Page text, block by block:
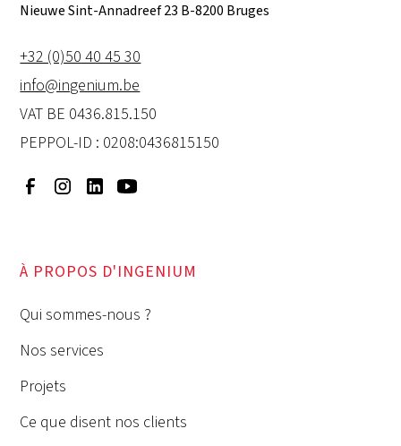
Nieuwe Sint-Annadreef 23 B-8200 Bruges
+32 (0)50 40 45 30
info@ingenium.be
VAT BE 0436.815.150
PEPPOL-ID : 0208:0436815150
À PROPOS D'INGENIUM
Qui sommes-nous ?
Nos services
Projets
Ce que disent nos clients